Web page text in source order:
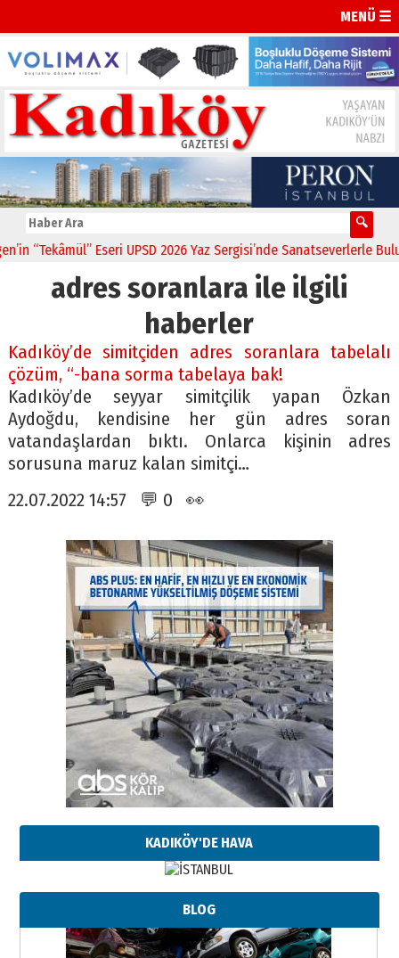
MENÜ ☰
“Tekâmül” Eseri UPSD 2026 Yaz Sergisi’nde Sanatseverlerle
adres soranlara ile ilgili
haberler
Kadıköy’de simitçiden adres soranlara tabelalı
çözüm, “-bana sorma tabelaya bak!
Kadıköy’de seyyar simitçilik yapan Özkan
Aydoğdu, kendisine her gün adres soran
vatandaşlardan bıktı. Onlarca kişinin adres
sorusuna maruz kalan simitçi…
22.07.2022 14:57 💬 0 👀
KADIKÖY'DE HAVA
BLOG